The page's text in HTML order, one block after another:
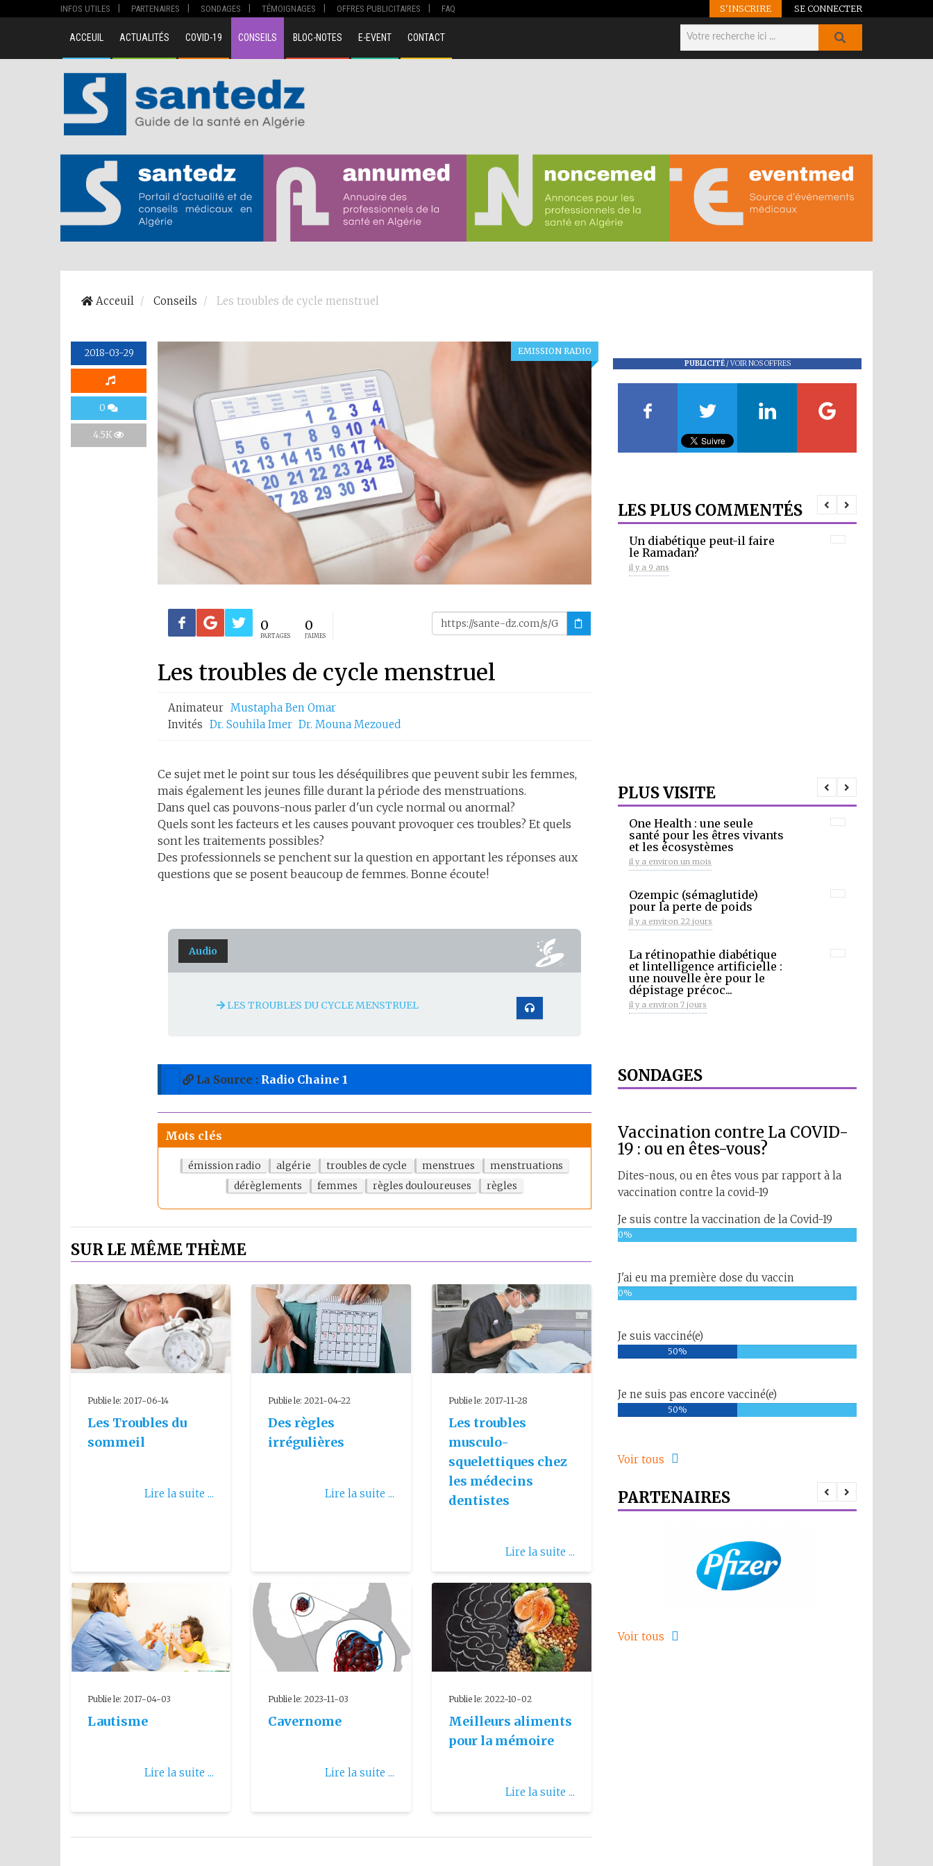
INFOS UTILES PARTENAIRES SONDAGES TÉMOIGNAGES OFFRES PUBLICITAIRES FAQ S'INSCRIRE SE CONNECTER
ACCEUIL ACTUALITÉS COVID-19 CONSEILS BLOC-NOTES E-EVENT CONTACT
Acceuil Conseils Les troubles de cycle menstruel
2018-03-29
0
4.5K
EMISSION RADIO
0
PARTAGES
0
J'AIMES
Les troubles de cycle menstruel
Animateur Mustapha Ben Omar
Invités Dr. Souhila Imer Dr. Mouna Mezoued
Ce sujet met le point sur tous les déséquilibres que peuvent subir les femmes,
mais également les jeunes fille durant la période des menstruations.
Dans quel cas pouvons-nous parler d'un cycle normal ou anormal?
Quels sont les facteurs et les causes pouvant provoquer ces troubles? Et quels
sont les traitements possibles?
Des professionnels se penchent sur la question en apportant les réponses aux
questions que se posent beaucoup de femmes. Bonne écoute!
Audio
LES TROUBLES DU CYCLE MENSTRUEL
La Source : Radio Chaine 1
Mots clés
émission radio algérie troubles de cycle menstrues
menstruations
dérèglements
femmes règles douloureuses règles
SUR LE MÊME THÈME
Publie le: 2017-06-14
Les Troubles du
sommeil
Lire la suite ...
Publie le: 2021-04-22
Des règles
irrégulières
Lire la suite ...
Publie le: 2017-11-28
Les troubles
musculo-
squelettiques chez
les médecins
dentistes
Lire la suite ...
Publie le: 2017-04-03
Lautisme
Lire la suite ...
Publie le: 2023-11-03
Cavernome
Lire la suite ...
Publie le: 2022-10-02
Meilleurs aliments
pour la mémoire
Lire la suite ...
PUBLICITÉ/VOIR NOS OFFRES
LES PLUS COMMENTÉS
Un diabétique peut-il faire
le Ramadan?
il y a 9 ans
PLUS VISITE
One Health : une seule
santé pour les êtres vivants
et les écosystèmes
il y a environ un mois
Ozempic (sémaglutide)
pour la perte de poids
il y a environ 22 jours
La rétinopathie diabétique
et lintelligence artificielle :
une nouvelle ère pour le
dépistage précoc...
il y a environ 7 jours
SONDAGES
Vaccination contre La COVID-
19 : ou en êtes-vous?
Dites-nous, ou en êtes vous par rapport à la
vaccination contre la covid-19
Je suis contre la vaccination de la Covid-19
0%
J'ai eu ma première dose du vaccin
0%
Je suis vacciné(e)
50%
Je ne suis pas encore vacciné(e)
50%
Voir tous
PARTENAIRES
Voir tous